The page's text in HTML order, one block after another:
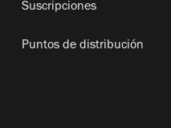
Suscripciones
Puntos de distribución